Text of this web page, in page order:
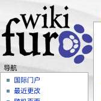
导航
国际门户
最近更改